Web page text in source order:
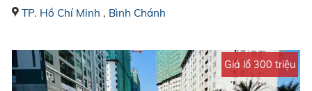
TP. Hồ Chí Minh , Bình Chánh
Giá lổ 300 triệu